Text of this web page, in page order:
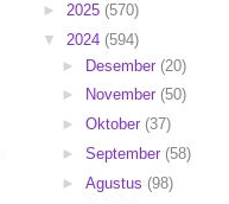
► 2025 (570)
▼ 2024 (594)
► Desember (20)
►
November (50)
► Oktober (37)
► September (58)
► Agustus (98)